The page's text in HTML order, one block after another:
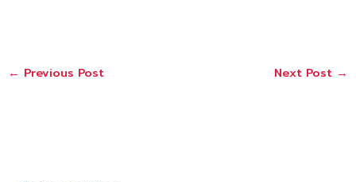
← Previous Post Next Post →